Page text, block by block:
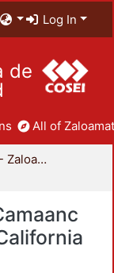
Log In
de
All of
Tesis de posgrado - Zaloamati